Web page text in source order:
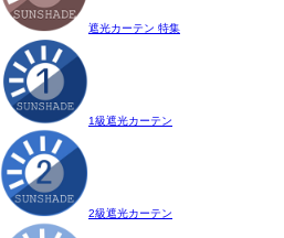
遮光カーテン 特集
1級遮光カーテン
2級遮光カーテン